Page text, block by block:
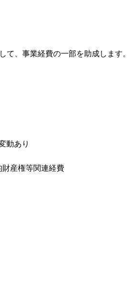
、事業経費の一部を助成します。
動あり
産権等関連経費